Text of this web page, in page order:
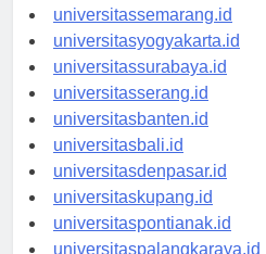
universitasbandung.id
universitassemarang.id
universitasyogyakarta.id
universitassurabaya.id
universitasserang.id
universitasbanten.id
universitasbali.id
universitasdenpasar.id
universitaskupang.id
universitaspontianak.id